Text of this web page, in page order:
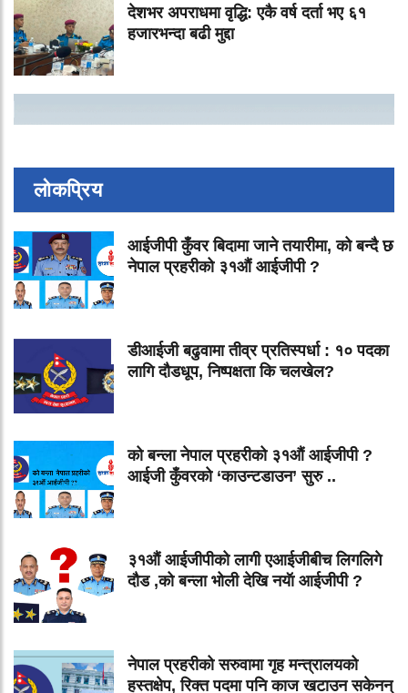
देशभर अपराधमा वृद्धि: एकै वर्ष दर्ता भए ६१
हजारभन्दा बढी मुद्दा
लोकप्रिय
आईजीपी कुँवर बिदामा जाने तयारीमा, को बन्दै छ
नेपाल प्रहरीको ३१औं आईजीपी ?
डीआईजी बढुवामा तीव्र प्रतिस्पर्धा : १० पदका
लागि दौडधूप, निष्पक्षता कि चलखेल?
को बन्ला नेपाल प्रहरीको ३१औं आईजीपी ?
आईजी कुँवरको ‘काउन्टडाउन’ सुरु ..
३१औं आईजीपीको लागी एआईजीबीच लिगलिगे
दौड ,को बन्ला भोली देखि नयॅा आईजीपी ?
नेपाल प्रहरीको सरुवामा गृह मन्त्रालयको
हस्तक्षेप, रिक्त पदमा पनि काज खटाउन सकेनन्